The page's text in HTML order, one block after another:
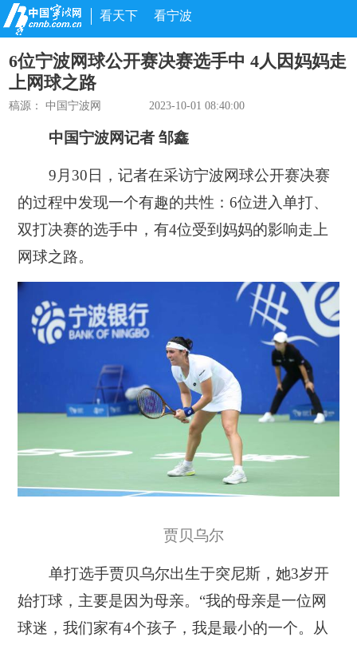
看天下 看宁波
6位宁波网球公开赛决赛选手中 4人因妈妈走
上网球之路
稿源： 中国宁波网 2023-10-01 08:40:00
中国宁波网记者 邹鑫
9月30日，记者在采访宁波网球公开赛决赛
的过程中发现一个有趣的共性：6位进入单打、
双打决赛的选手中，有4位受到妈妈的影响走上
网球之路。
贾贝乌尔
单打选手贾贝乌尔出生于突尼斯，她3岁开
始打球，主要是因为母亲。“我的母亲是一位网
球迷，我们家有4个孩子，我是最小的一个。从